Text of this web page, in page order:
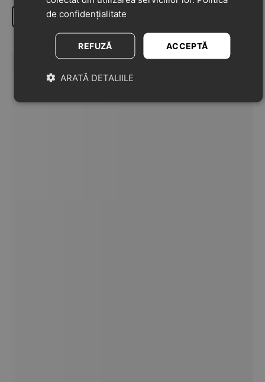
Scrie o recenzie
de confidențialitate
ACCEPTĂ
REFUZĂ
ARATĂ DETALIILE